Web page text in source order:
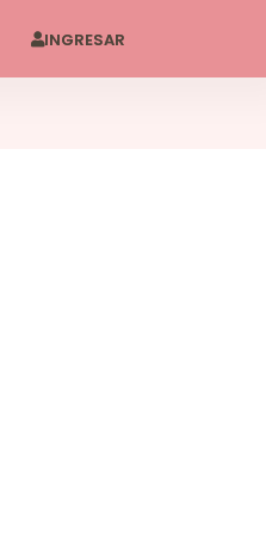
INGRESAR